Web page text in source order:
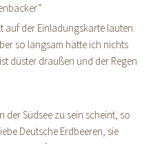
der Einladungskarte lauten.
so langsam hätte ich nichts
düster draußen und der Regen
der Südsee zu sein scheint, so
Deutsche Erdbeeren, sie